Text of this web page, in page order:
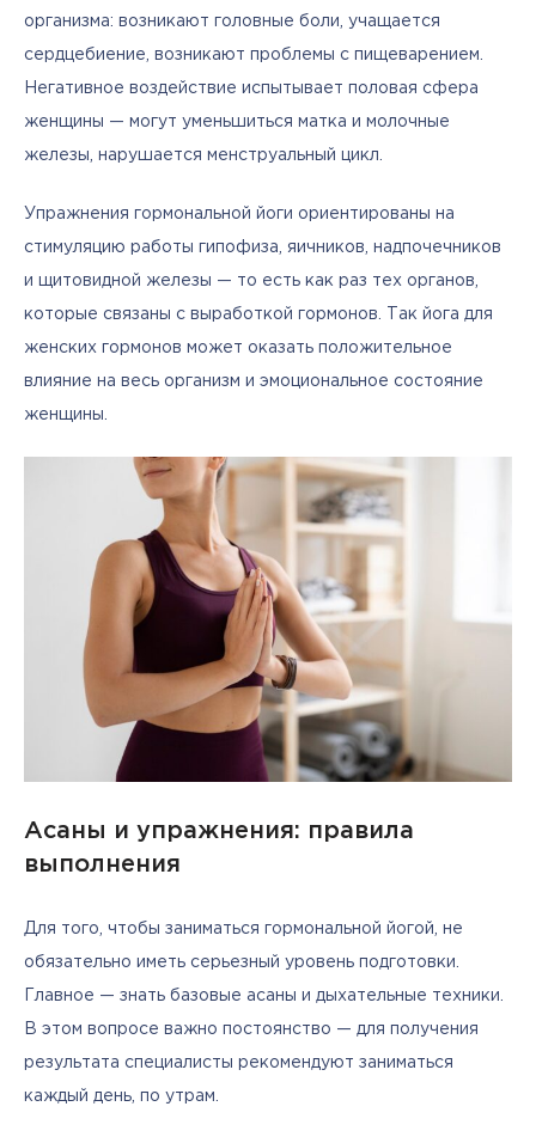
организма: возникают головные боли, учащается
сердцебиение, возникают проблемы с пищеварением.
Негативное воздействие испытывает половая сфера
женщины — могут уменьшиться матка и молочные
железы, нарушается менструальный цикл.
Упражнения гормональной йоги ориентированы на
стимуляцию работы гипофиза, яичников, надпочечников
и щитовидной железы — то есть как раз тех органов,
которые связаны с выработкой гормонов. Так йога для
женских гормонов может оказать положительное
влияние на весь организм и эмоциональное состояние
женщины.
Асаны и упражнения: правила
выполнения
Для того, чтобы заниматься гормональной йогой, не
обязательно иметь серьезный уровень подготовки.
Главное — знать базовые асаны и дыхательные техники.
В этом вопросе важно постоянство — для получения
результата специалисты рекомендуют заниматься
каждый день, по утрам.